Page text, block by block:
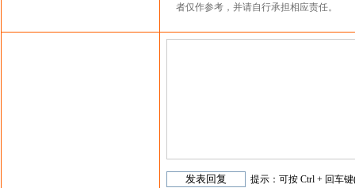
者仅作参考，并请自行承担相应责任。
提示：可按 Ctrl + 回车